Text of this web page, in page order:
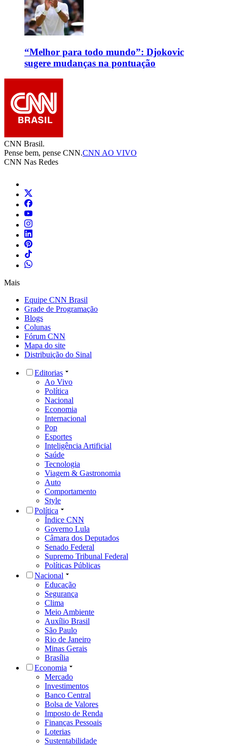
“Melhor para todo mundo”: Djokovic
sugere mudanças na pontuação
CNN Brasil.
Pense bem, pense CNN.CNN AO VIVO
CNN Nas Redes
Mais
Equipe CNN Brasil
Grade de Programação
Blogs
Colunas
Fórum CNN
Mapa do site
Distribuição do Sinal
Editorias
Ao Vivo
Política
Nacional
Economia
Internacional
Pop
Esportes
Inteligência Artificial
Saúde
Tecnologia
Viagem & Gastronomia
Auto
Comportamento
Style
Política
Índice CNN
Governo Lula
Câmara dos Deputados
Senado Federal
Supremo Tribunal Federal
Políticas Públicas
Nacional
Educação
Segurança
Clima
Meio Ambiente
Auxílio Brasil
São Paulo
Rio de Janeiro
Minas Gerais
Brasília
Economia
Mercado
Investimentos
Banco Central
Bolsa de Valores
Imposto de Renda
Finanças Pessoais
Loterias
Sustentabilidade